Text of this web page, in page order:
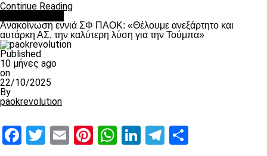
Continue Reading
Ανακοίνωση εννιά ΣΦ ΠΑΟΚ: «Θέλουμε ανεξάρτητο και
αυτάρκη ΑΣ, την καλύτερη λύση για την Τούμπα»
Published
10 μήνες ago
on
22/10/2025
By
paokrevolution
Facebook
Twitter
EmailPinterest
WhatsApp
LinkedIn
Telegram